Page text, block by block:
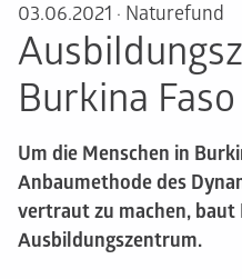
03.06.2021 · Naturefund
Burkina Faso
Um die Menschen in
Anbaumethode des
vertraut zu machen,
Ausbildungszentrum.